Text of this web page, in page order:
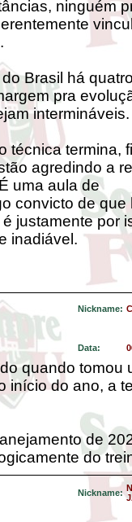
ninguém
Brasil há
pra
intermináveis.
técnica termina,
agredindo a
uma aula de
convicto de que
justamente por
inadiável.
Nickname:
Data:
quando tomou
início do ano, a
de
do
Nickname: